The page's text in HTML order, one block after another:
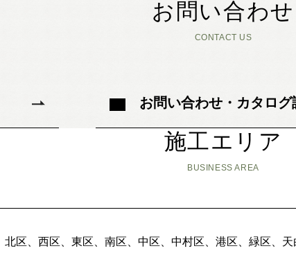
お問い合わせ
CONTACT US
お問い合わせ・カタログ
施工エリア
BUSINESS AREA
北区、西区、東区、南区、中区、中村区、港区、緑区、